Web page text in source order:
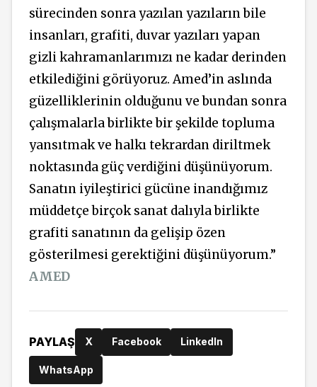
sürecinden sonra yazılan yazıların bile
insanları, grafiti, duvar yazıları yapan
gizli kahramanlarımızı ne kadar derinden
etkilediğini görüyoruz. Amed’in aslında
güzelliklerinin olduğunu ve bundan sonra
çalışmalarla birlikte bir şekilde topluma
yansıtmak ve halkı tekrardan diriltmek
noktasında güç verdiğini düşünüyorum.
Sanatın iyileştirici gücüne inandığımız
müddetçe birçok sanat dalıyla birlikte
grafiti sanatının da gelişip özen
gösterilmesi gerektiğini düşünüyorum.”
AMED
PAYLAŞ X Facebook LinkedIn
WhatsApp